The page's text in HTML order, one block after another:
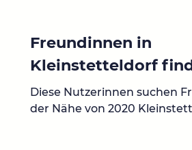
Freundinnen in
Kleinstetteldorf
Diese Nutzerinnen suchen
der Nähe von 2020